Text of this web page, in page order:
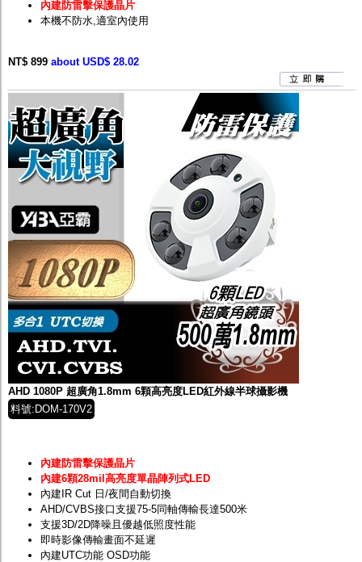
偽裝嚇阻假監視器. 警示防盜貼紙
行車紀錄器.車用插座配件
內建防雷擊保護晶片
本機不防水,適室內使用
NT$ 899 about USD$ 28.02
AHD 1080P 超廣角1.8mm 6顆高亮度LED紅外線半球攝影機
料號:DOM-170V2
內建防雷擊保護晶片
內建6顆28mil高亮度單晶陣列式LED
內建IR Cut 日/夜間自動切換
AHD/CVBS接口支援75-5同軸傳輸長達500米
支援3D/2D降噪且優越低照度性能
即時影像傳輸畫面不延遲
內建UTC功能 OSD功能